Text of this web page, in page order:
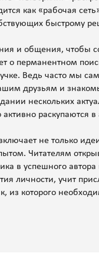
как «рабочая
быстрому
и общения, чтобы
о перманентном
Ведь часто мы
друзьям и
нескольких
раскупаются
не только
Читателям
в успешного автора
личности, учит
из которого